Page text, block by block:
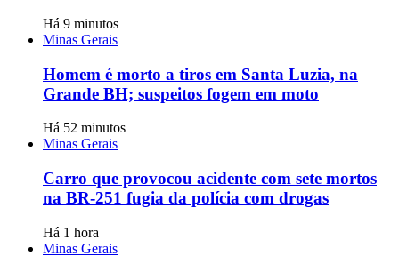
Há 9 minutos
Minas Gerais
Homem é morto a tiros em Santa Luzia, na
Grande BH; suspeitos fogem em moto
Há 52 minutos
Minas Gerais
Carro que provocou acidente com sete mortos
na BR-251 fugia da polícia com drogas
Há 1 hora
Minas Gerais